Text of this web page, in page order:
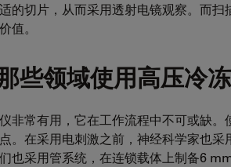
的切片，从而采用透射电镜观察。而
值。
些领域使用高压冷冻
非常有用，它在工作流程中不可或缺
。在采用电刺激之前，神经科学家也
也采用管系统，在连锁载体上制备6